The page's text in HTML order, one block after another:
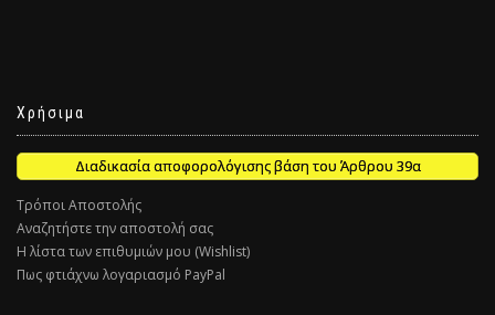
Χρήσιμα
Διαδικασία αποφορολόγισης βάση του Άρθρου 39α
Τρόποι Αποστολής
Αναζητήστε την αποστολή σας
Η λίστα των επιθυμιών μου (Wishlist)
Πως φτιάχνω λογαριασμό PayPal